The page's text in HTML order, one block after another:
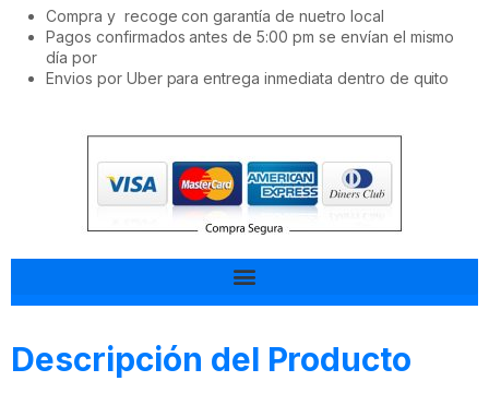
Compra y recoge con garantía de nuetro local
Pagos confirmados antes de 5:00 pm se envían el mismo
día por
Envios por Uber para entrega inmediata dentro de quito
Descripción del Producto